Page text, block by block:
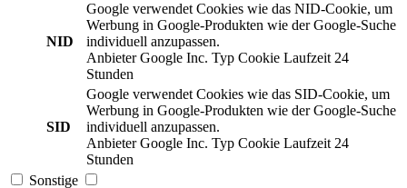
NID
Google verwendet Cookies wie das NID-Cookie, um
Werbung in Google-Produkten wie der Google-Suche
individuell anzupassen.
Anbieter Google Inc. Typ Cookie Laufzeit 24
Stunden
SID
Google verwendet Cookies wie das SID-Cookie, um
Werbung in Google-Produkten wie der Google-Suche
individuell anzupassen.
Anbieter Google Inc. Typ Cookie Laufzeit 24
Stunden
Sonstige